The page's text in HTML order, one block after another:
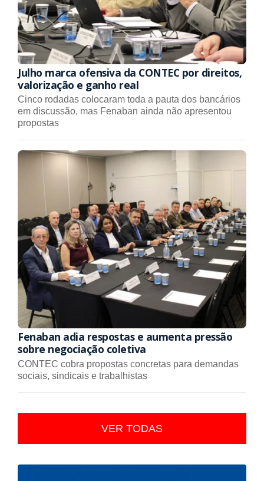
Julho marca ofensiva da CONTEC por direitos,
valorização e ganho real
Cinco rodadas colocaram toda a pauta dos bancários
em discussão, mas Fenaban ainda não apresentou
propostas
Fenaban adia respostas e aumenta pressão
sobre negociação coletiva
CONTEC cobra propostas concretas para demandas
sociais, sindicais e trabalhistas
VER TODAS